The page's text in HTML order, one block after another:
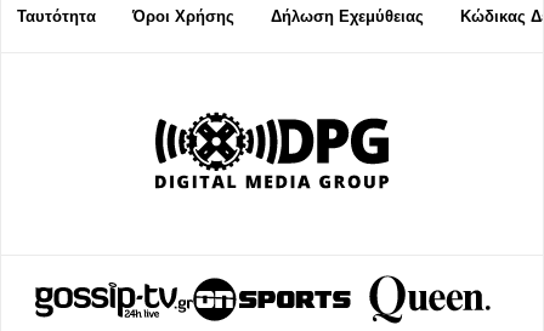
Ταυτότητα Όροι Χρήσης Δήλωση Εχεμύθειας Κώδικας